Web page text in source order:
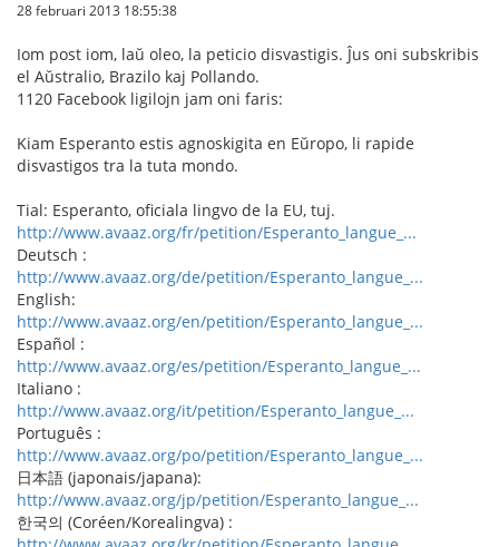
28 februari 2013 18:55:38
Iom post iom, laŭ oleo, la peticio disvastigis. Ĵus oni subskribis
el Aŭstralio, Brazilo kaj Pollando.
1120 Facebook ligilojn jam oni faris:
Kiam Esperanto estis agnoskigita en Eŭropo, li rapide
disvastigos tra la tuta mondo.
Tial: Esperanto, oficiala lingvo de la EU, tuj.
http://www.avaaz.org/fr/petition/Esperanto_langue_...
Deutsch :
http://www.avaaz.org/de/petition/Esperanto_langue_...
English:
http://www.avaaz.org/en/petition/Esperanto_langue_...
Español :
http://www.avaaz.org/es/petition/Esperanto_langue_...
Italiano :
http://www.avaaz.org/it/petition/Esperanto_langue_...
Português :
http://www.avaaz.org/po/petition/Esperanto_langue_...
日本語 (japonais/japana):
http://www.avaaz.org/jp/petition/Esperanto_langue_...
한국의 (Coréen/Korealingva) :